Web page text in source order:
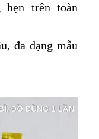
hẹn trên toàn
đa dạng mẫu